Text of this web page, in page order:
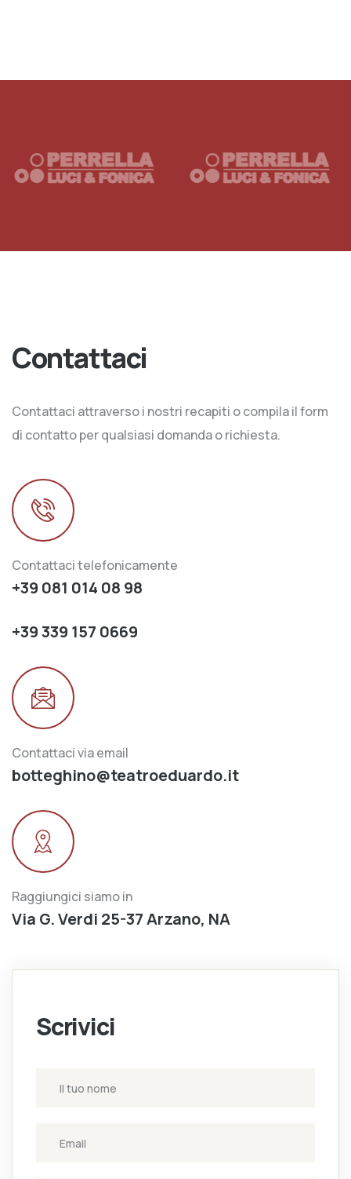
Contattaci
Contattaci attraverso i nostri recapiti o compila il form
di contatto per qualsiasi domanda o richiesta.
Contattaci telefonicamente
+39 081 014 08 98
+39 339 157 0669
Contattaci via email
botteghino@teatroeduardo.it
Raggiungici siamo in
Via G. Verdi 25-37 Arzano, NA
Scrivici